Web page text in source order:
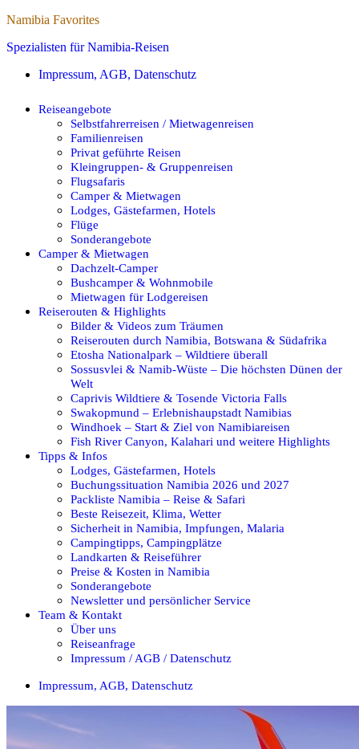
Namibia Favorites
Spezialisten für Namibia-Reisen
Impressum, AGB, Datenschutz
Reiseangebote
Selbstfahrerreisen / Mietwagenreisen
Familienreisen
Privat geführte Reisen
Kleingruppen- & Gruppenreisen
Flugsafaris
Camper & Mietwagen
Lodges, Gästefarmen, Hotels
Flüge
Sonderangebote
Camper & Mietwagen
Dachzelt-Camper
Bushcamper & Wohnmobile
Mietwagen für Lodgereisen
Reiserouten & Highlights
Bilder & Videos zum Träumen
Reiserouten durch Namibia, Botswana & Südafrika
Etosha Nationalpark – Wildtiere überall
Sossusvlei & Namib-Wüste – Die höchsten Dünen der
Welt
Caprivis Wildtiere & Tosende Victoria Falls
Swakopmund – Erlebnishaupstadt Namibias
Windhoek – Start & Ziel von Namibiareisen
Fish River Canyon, Kalahari und weitere Highlights
Tipps & Infos
Lodges, Gästefarmen, Hotels
Buchungssituation Namibia 2026 und 2027
Packliste Namibia – Reise & Safari
Beste Reisezeit, Klima, Wetter
Sicherheit in Namibia, Impfungen, Malaria
Campingtipps, Campingplätze
Landkarten & Reiseführer
Preise & Kosten in Namibia
Sonderangebote
Newsletter und persönlicher Service
Team & Kontakt
Über uns
Reiseanfrage
Impressum / AGB / Datenschutz
Impressum, AGB, Datenschutz